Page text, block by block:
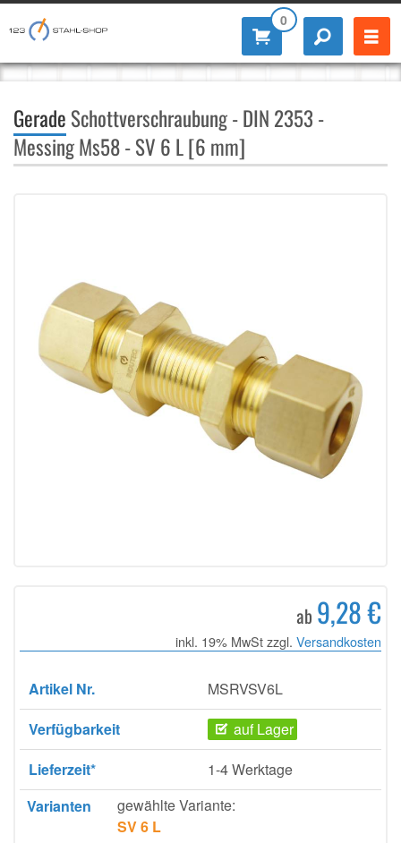
0
Gerade Schottverschraubung - DIN 2353 -
Messing Ms58 - SV 6 L [6 mm]
ab 9,28 €
inkl. 19% MwSt zzgl. Versandkosten
Artikel Nr.
MSRVSV6L
Verfügbarkeit
auf Lager
Lieferzeit*
1-4 Werktage
Varianten
gewählte Variante:
SV 6 L